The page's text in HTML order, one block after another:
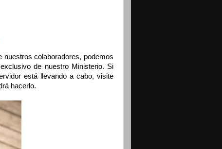
colaboradores, podemos
de nuestro Ministerio. Si
está llevando a cabo, visite
hacerlo.